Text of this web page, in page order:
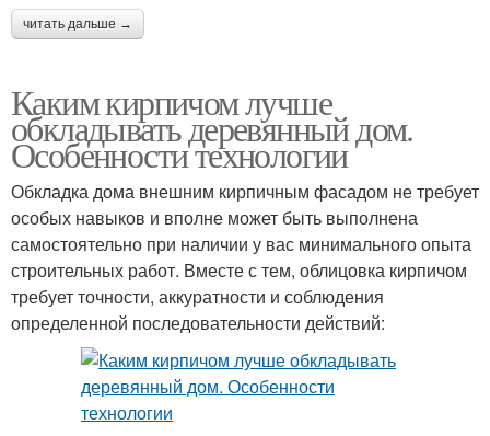
читать дальше →
Каким кирпичом лучше
обкладывать деревянный дом.
Особенности технологии
Обкладка дома внешним кирпичным фасадом не требует
особых навыков и вполне может быть выполнена
самостоятельно при наличии у вас минимального опыта
строительных работ. Вместе с тем, облицовка кирпичом
требует точности, аккуратности и соблюдения
определенной последовательности действий: